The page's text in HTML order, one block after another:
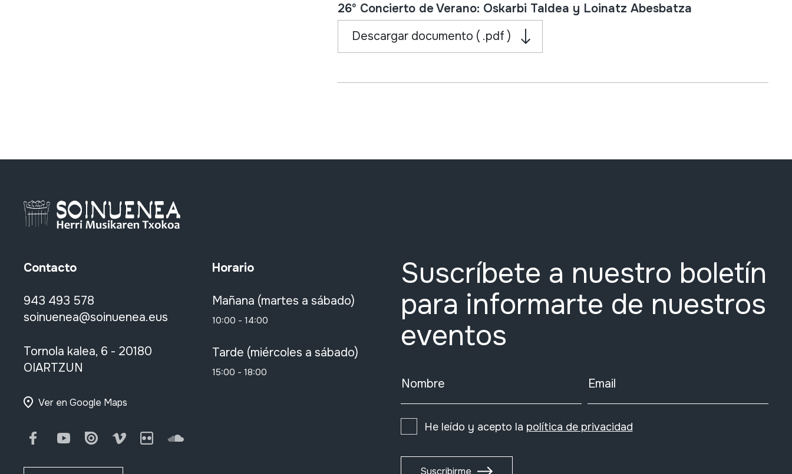
26º Concierto de Verano: Oskarbi Taldea y Loinatz Abesbatza
Descargar documento ( .pdf )
Contacto
943 493 578
soinuenea@soinuenea.eus
Tornola kalea, 6 - 20180
OIARTZUN
Ver en Google Maps
FacebookYoutubeIssuu Vimeo FlickrSoundCloud
Horario
Mañana (martes a sábado)
10:00 - 14:00
Tarde (miércoles a sábado)
15:00 - 18:00
Suscríbete a nuestro boletín
para informarte de nuestros
eventos
Nombre Email
He leído y acepto la política de privacidad
Suscribirme